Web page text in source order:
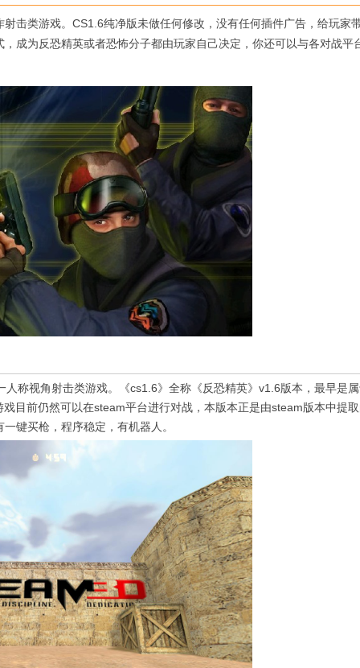
击类游戏。CS1.6纯净版未做任何修改，没有任何插件广告，给玩家
成为反恐精英或者恐怖分子都由玩家自己决定，你还可以与各对战平
视角射击类游戏。《cs1.6》全称《反恐精英》v1.6版本，最早是
目前仍然可以在steam平台进行对战，本版本正是由steam版本中提
键买枪，程序稳定，有机器人。